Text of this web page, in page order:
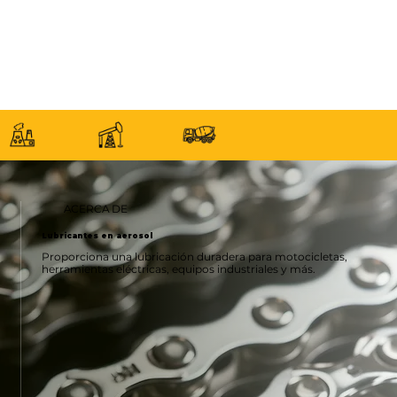
ACERCA DE
Lubricantes en aerosol
Proporciona una lubricación duradera para motocicletas,
herramientas eléctricas, equipos industriales y más.